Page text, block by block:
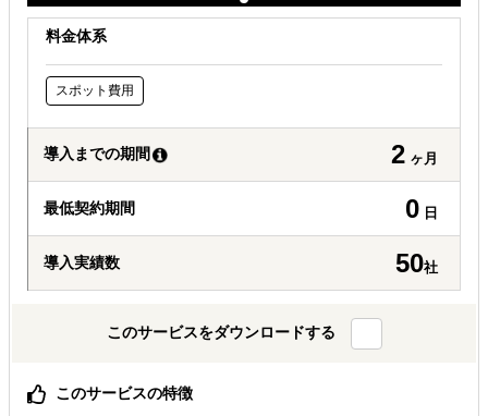
料金体系
スポット費用
導入までの期間 2 ヶ月
最低契約期間 0 日
導入実績数 50社
このサービスをダウンロードする
このサービスの特徴